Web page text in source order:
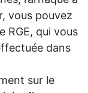
vous pouvez
RGE, qui vous
dans
sur le